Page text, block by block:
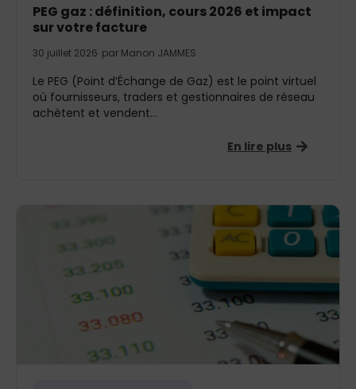
PEG gaz : définition, cours 2026 et impact
sur votre facture
30 juillet 2026· par Manon JAMMES
Le PEG (Point d’Échange de Gaz) est le point virtuel
où fournisseurs, traders et gestionnaires de réseau
achètent et vendent...
En lire plus